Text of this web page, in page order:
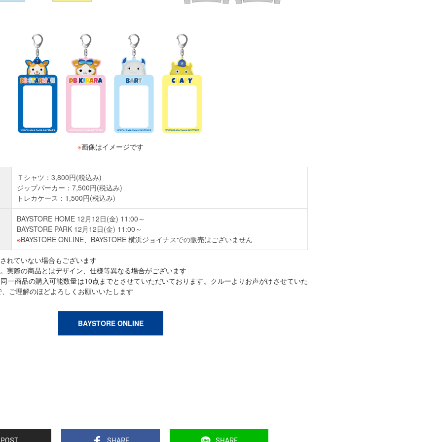
※画像はイメージです
Ｔシャツ：3,800円(税込み)
ジップパーカー：7,500円(税込み)
トレカケース：1,500円(税込み)
BAYSTORE HOME 12月12日(金) 11:00～
BAYSTORE PARK 12月12日(金) 11:00～
BAYSTORE ONLINE、BAYSTORE 横浜ジョイナスでの販売はございません
れていない場合もございます
実際の商品とはデザイン、仕様等異なる場合がございます
一商品の購入可能数量は10点までとさせていただいております。クルーよりお声がけさせていた
ご理解のほどよろしくお願いいたします
BAYSTORE ONLINE